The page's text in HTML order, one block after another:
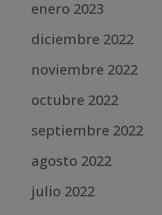
enero 2023
diciembre 2022
noviembre 2022
octubre 2022
septiembre 2022
agosto 2022
julio 2022